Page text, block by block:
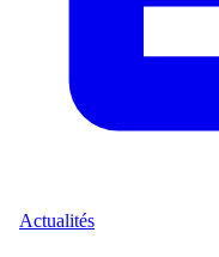
Actualités